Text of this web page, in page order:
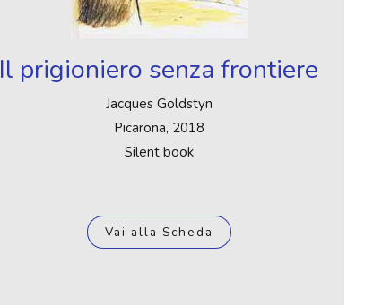
Il prigioniero senza frontiere
Jacques Goldstyn
Picarona, 2018
Silent book
Vai alla Scheda